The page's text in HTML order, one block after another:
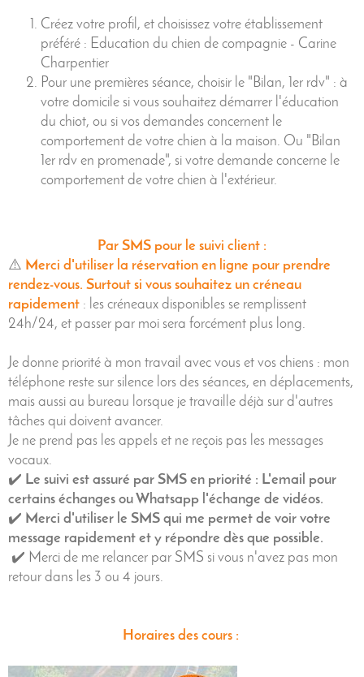
Créez votre profil, et choisissez votre établissement
préféré : Education du chien de compagnie - Carine
Charpentier
Pour une premières séance, choisir le "Bilan, 1er rdv" : à
votre domicile si vous souhaitez démarrer l'éducation
du chiot, ou si vos demandes concernent le
comportement de votre chien à la maison. Ou "Bilan
1er rdv en promenade", si votre demande concerne le
comportement de votre chien à l'extérieur.
Par SMS pour le suivi client :
⚠️ Merci d'utiliser la réservation en ligne pour prendre
rendez-vous. Surtout si vous souhaitez un créneau
rapidement : les créneaux disponibles se remplissent
24h/24, et passer par moi sera forcément plus long.
Je donne priorité à mon travail avec vous et vos chiens : mon
téléphone reste sur silence lors des séances, en déplacements,
mais aussi au bureau lorsque je travaille déjà sur d'autres
tâches qui doivent avancer.
Je ne prend pas les appels et ne reçois pas les messages
vocaux.
✔️ Le suivi est assuré par SMS en priorité : L'email pour
certains échanges ou Whatsapp l'échange de vidéos.
✔️ Merci d'utiliser le SMS qui me permet de voir votre
message rapidement et y répondre dès que possible.
✔️ Merci de me relancer par SMS si vous n'avez pas mon
retour dans les 3 ou 4 jours.
Horaires des cours :